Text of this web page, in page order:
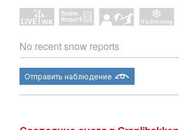
No recent snow reports
Отправить наблюдение